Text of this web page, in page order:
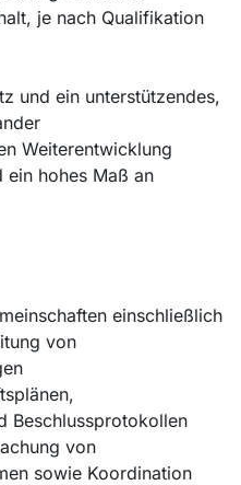
je nach Qualifikation
und ein unterstützendes,
Weiterentwicklung
hohes Maß an
einschließlich
von
Beschlussprotokollen
von
sowie Koordination